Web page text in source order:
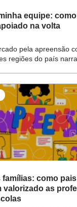
equipe:
na volta
pela apreensão
regiões do país
famílias: como
valorizado as